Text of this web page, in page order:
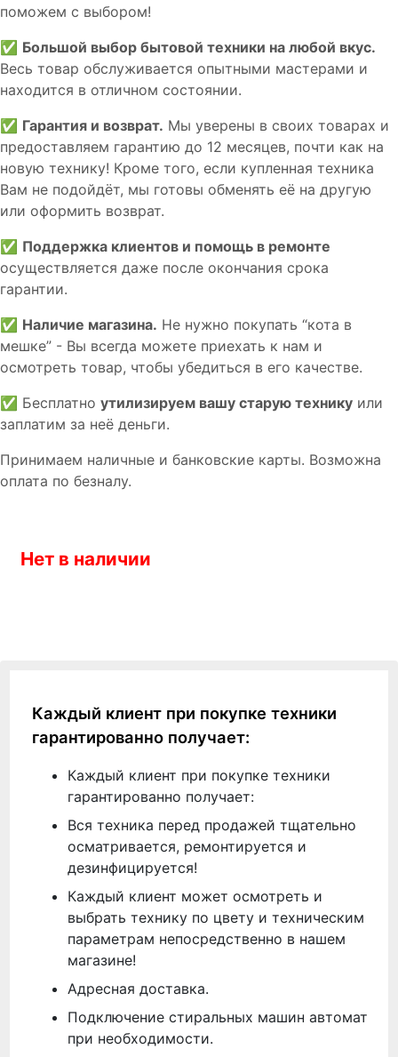
пoможем с выборoм!
✅ Большой выбор бытовой техники на любой вкус.
Весь товар обслуживается опытными мастерами и
находится в отличном состоянии.
✅ Гарантия и возврат. Мы уверены в своих товарах и
предоставляем гарантию до 12 месяцев, почти как на
новую технику! Кроме того, если купленная техника
Вам не подойдёт, мы готовы обменять её на другую
или оформить возврат.
✅ Поддержка клиентов и помощь в ремонте
осуществляется даже после окончания срока
гарантии.
✅ Наличие магазина. Не нужно покупать “кота в
мешке” - Вы всегда можете приехать к нам и
осмотреть товар, чтобы убедиться в его качестве.
✅ Бесплатно утилизируем вашу старую технику или
заплатим за неё деньги.
Принимаем наличные и банковские карты. Возможна
оплата по безналу.
Нет в наличии
Каждый клиент при покупке техники
гарантированно получает:
Каждый клиент при покупке техники
гарантированно получает:
Вся техника перед продажей тщательно
осматривается, ремонтируется и
дезинфицируется!
Каждый клиент может осмотреть и
выбрать технику по цвету и техническим
параметрам непосредственно в нашем
магазине!
Адресная доставка.
Подключение стиральных машин автомат
при необходимости.